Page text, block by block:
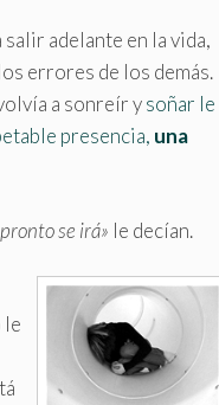
salir adelante en la vida,
errores de los demás.
a sonreír ysoñar le
presencia, una
se irá» le decían.
le